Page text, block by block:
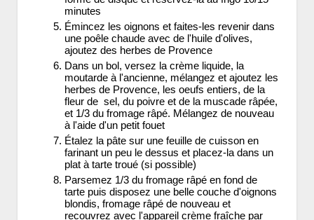
minutes
Émincez les oignons et faites-les revenir dans
une poêle chaude avec de l'huile d'olives,
ajoutez des herbes de Provence
Dans un bol, versez la crème liquide, la
moutarde à l'ancienne, mélangez et ajoutez les
herbes de Provence, les oeufs entiers, de la
fleur de sel, du poivre et de la muscade râpée,
et 1/3 du fromage râpé. Mélangez de nouveau
à l'aide d'un petit fouet
Étalez la pâte sur une feuille de cuisson en
farinant un peu le dessus et placez-la dans un
plat à tarte troué (si possible)
Parsemez 1/3 du fromage râpé en fond de
tarte puis disposez une belle couche d'oignons
blondis, fromage râpé de nouveau et
recouvrez avec l'appareil crème fraîche par